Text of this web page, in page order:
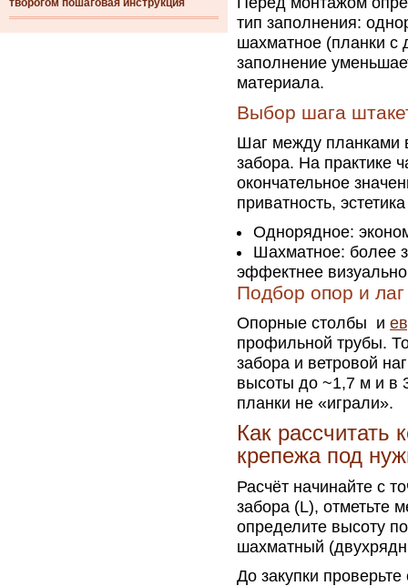
творогом пошаговая инструкция
тип заполнения:
шахматное (планки с
заполнение
материала.
Выбор шага
Шаг между планками
забора. На практике
окончательное
приватность,
Однорядное:
Шахматное: более
эффектнее
Подбор опор и лаг
Опорные столбы и
профильной трубы.
забора и ветровой
высоты до ~1,7 м и в
планки не «играли».
Как рассчитать
крепежа под
Расчёт начинайте с
забора (L), отметьте
определите высоту
шахматный
До закупки